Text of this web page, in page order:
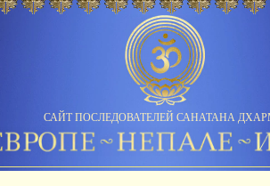
САЙТ ПОСЛЕДОВАТЕЛЕЙ САНАТАНА